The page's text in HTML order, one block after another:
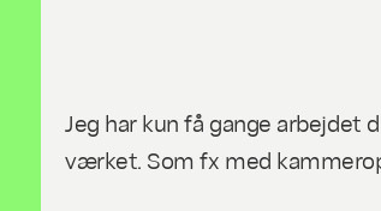
Jeg har kun få gange
værket. Som fx med